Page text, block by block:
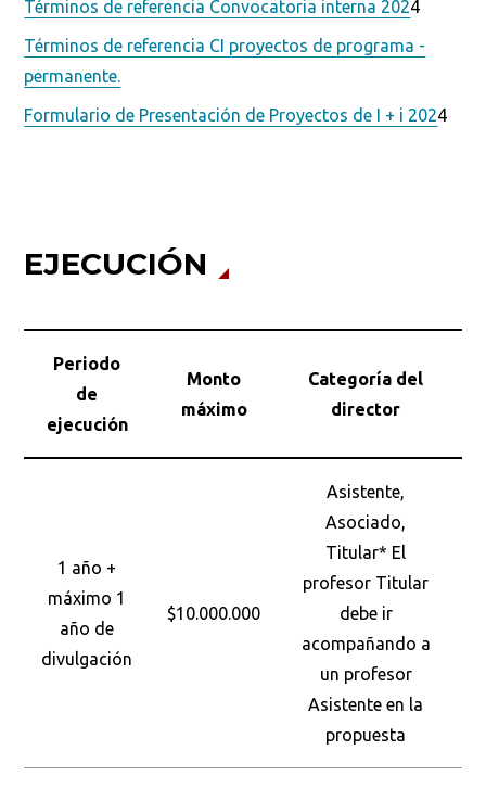
Términos de referencia Convocatoria interna 2024
Términos de referencia CI proyectos de programa -
permanente.
Formulario de Presentación de Proyectos de I + i 2024
EJECUCIÓN
Periodo
de
ejecución
Monto
máximo
Categoría del
director
1 año +
máximo 1
año de
divulgación
$10.000.000
Asistente,
Asociado,
Titular* El
profesor Titular
debe ir
acompañando a
un profesor
Asistente en la
propuesta
Ordenar por: